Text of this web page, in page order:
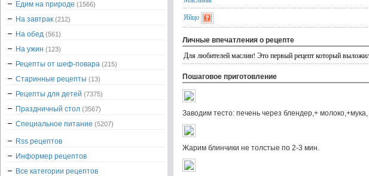
Яйцо
Личные впечатления о рецепте
Для любителей маслин! Это первый рецепт который
Пошаговое приготовление
Заводим тесто: печень через блендер,+
Жарим блинчики не толстые по 2-3 мин.
Едим на природе (1566)
На завтрак (212)
На обед (561)
На ужин (123)
Рецепты от шеф-повара (215)
Старинные рецепты (13)
Рецепты для детей (7375)
Праздничный стол (3567)
Специальное питание (5207)
Rss рецептов
Информер рецептов
Все категории рецептов